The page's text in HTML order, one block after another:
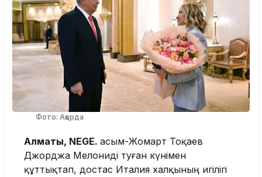
Фото: Ақорда
Алматы, NEGE. Қасым-Жомарт Тоқаев
Джорджа Мелониді туған күнімен
құттықтап, достас Италия халқының игілігі